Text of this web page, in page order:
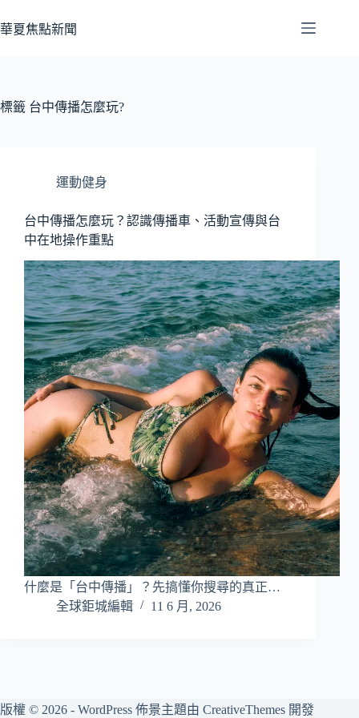
至
容
華夏焦點新聞
標籤 台中傳播怎麼玩?
運動健身
台中傳播怎麼玩？認識傳播車、活動宣傳與台
中在地操作重點
什麼是「台中傳播」？先搞懂你搜尋的真正…
全球鉅城編輯
11 6 月, 2026
版權 © 2026 - WordPress 佈景主題由 CreativeThemes 開發